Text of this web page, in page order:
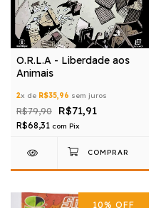
O.R.L.A - Liberdade aos
Animais
2x de R$35,96 sem juros
R$79,90 R$71,91
R$68,31 com Pix
10% OFF